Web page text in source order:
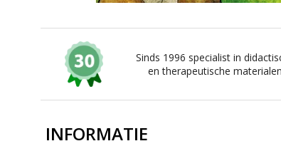
Sinds 1996 specialist in
en therapeutische materialen
INFORMATIE